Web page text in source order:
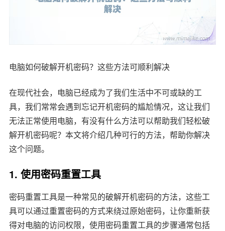
电脑如何破解开机密码？这些方法可顺利解决
在现代社会，电脑已经成为了我们生活中不可或缺的工
具，我们常常会遇到忘记开机密码的尴尬情况，这让我们
无法正常使用电脑，有没有什么方法可以帮助我们轻松破
解开机密码呢？本文将介绍几种可行的方法，帮助你解决
这个问题。
1. 使用密码重置工具
密码重置工具是一种常见的破解开机密码的方法，这些工
具可以通过重置密码的方式来绕过原始密码，让你重新获
得对电脑的访问权限，使用密码重置工具的步骤通常包括